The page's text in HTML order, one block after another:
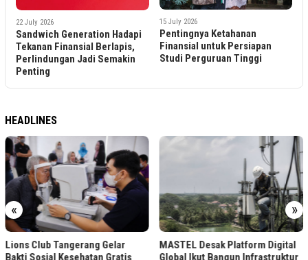
22 July 2026
Sandwich Generation Hadapi
Tekanan Finansial Berlapis,
Perlindungan Jadi Semakin
Penting
15 July 2026
Pentingnya Ketahanan
Finansial untuk Persiapan
Studi Perguruan Tinggi
HEADLINES
« »
Lions Club Tangerang Gelar
Bakti Sosial Kesehatan Gratis
MASTEL Desak Platform Digital
Global Ikut Bangun Infrastruktur